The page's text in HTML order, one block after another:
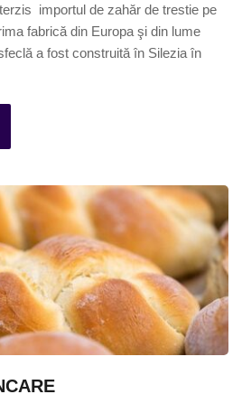
importul de zahăr de trestie pe
fabrică din Europa şi din lume
a fost construită în Silezia în